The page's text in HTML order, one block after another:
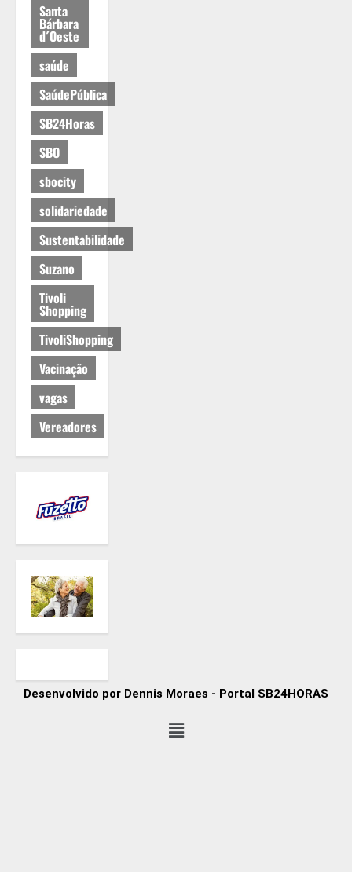
Santa
Bárbara
d´Oeste
saúde
SaúdePública
SB24Horas
SBO
sbocity
solidariedade
Sustentabilidade
Suzano
Tivoli
Shopping
TivoliShopping
Vacinação
vagas
Vereadores
Desenvolvido por Dennis Moraes - Portal SB24HORAS